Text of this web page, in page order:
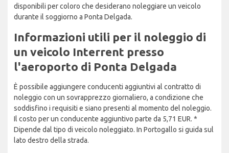
disponibili per coloro che desiderano noleggiare un veicolo
durante il soggiorno a Ponta Delgada.
Informazioni utili per il noleggio di
un veicolo Interrent presso
l'aeroporto di Ponta Delgada
È possibile aggiungere conducenti aggiuntivi al contratto di
noleggio con un sovrapprezzo giornaliero, a condizione che
soddisfino i requisiti e siano presenti al momento del noleggio.
Il costo per un conducente aggiuntivo parte da 5,71 EUR. *
Dipende dal tipo di veicolo noleggiato. In Portogallo si guida sul
lato destro della strada.